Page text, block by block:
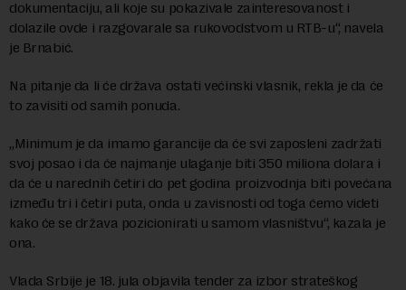
dokumentaciju, ali koje su pokazivale zainteresovanost i
dolazile ovde i razgovarale sa rukovodstvom u RTB-u“, navela
je Brnabić.
Na pitanje da li će država ostati većinski vlasnik, rekla je da će
to zavisiti od samih ponuda.
„Minimum je da imamo garancije da će svi zaposleni zadržati
svoj posao i da će najmanje ulaganje biti 350 miliona dolara i
da će u narednih četiri do pet godina proizvodnja biti povećana
između tri i četiri puta, onda u zavisnosti od toga ćemo videti
kako će se država pozicionirati u samom vlasništvu“, kazala je
ona.
Vlada Srbije je 18. jula objavila tender za izbor strateškog